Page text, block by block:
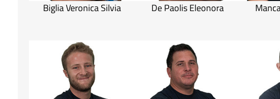
Biglia Veronica Silvia De Paolis Eleonora